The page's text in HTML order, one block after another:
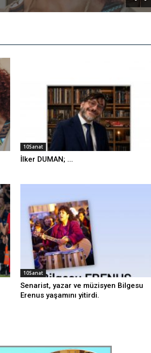
10Sanat
İlker DUMAN; ...
10Sanat
Senarist, yazar ve müzisyen Bilgesu
Erenus yaşamını yitirdi.